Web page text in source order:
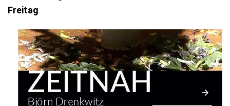
Freitag